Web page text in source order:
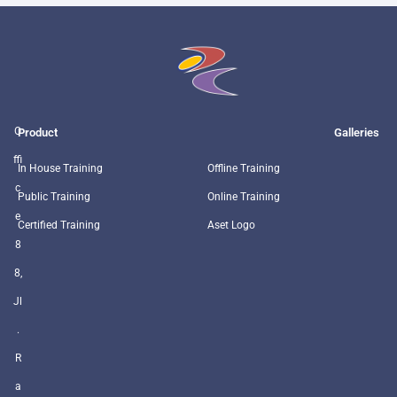
O
ffi
c
e
8
8,
Jl
.
R
a
Product
In House Training
Public Training
Certified Training
Galleries
Offline Training
Online Training
Aset Logo